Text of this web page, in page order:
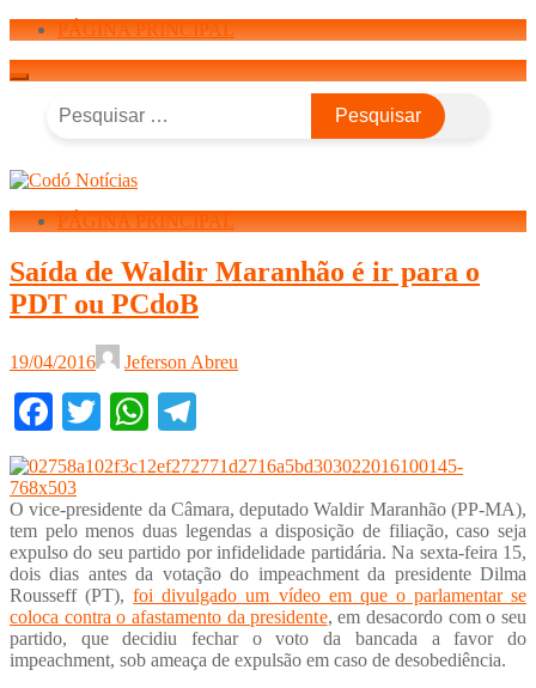
PÁGINA PRINCIPAL
por:
PÁGINA PRINCIPAL
Saída de Waldir Maranhão é ir para o
PDT ou PCdoB
19/04/2016 Jeferson Abreu
Facebook
TwitterWhatsApp
O vice-presidente da Câmara, deputado Waldir Maranhão (PP-MA),
tem pelo menos duas legendas a disposição de filiação, caso seja
expulso do seu partido por infidelidade partidária. Na sexta-feira 15,
dois dias antes da votação do impeachment da presidente Dilma
Rousseff (PT),foi divulgado um vídeo em que o parlamentar se
coloca contra o afastamento da presidente, em desacordo com o seu
partido, que decidiu fechar o voto da bancada a favor do
impeachment, sob ameaça de expulsão em caso de desobediência.